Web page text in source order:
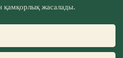
қамқорлық жасалады.